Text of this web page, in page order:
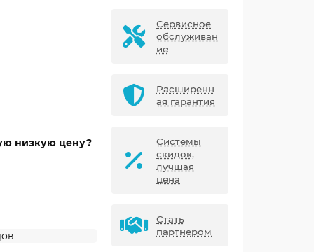
низкую цену?
Сервисное
обслуживан
ие
Расширенн
ая гарантия
Системы
скидок,
лучшая
цена
Стать
партнером